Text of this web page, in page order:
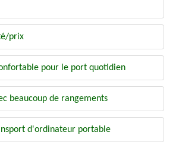
prix
pour le port quotidien
beaucoup de rangements
d'ordinateur portable